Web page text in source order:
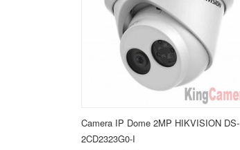
Camera IP Dome 2MP HIKVISION DS-
2CD2323G0-I